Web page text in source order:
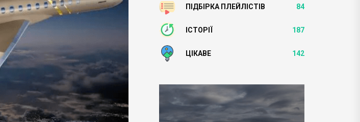
ПІДБІРКА ПЛЕЙЛІСТІВ 84
ІСТОРІЇ 187
ЦІКАВЕ 142